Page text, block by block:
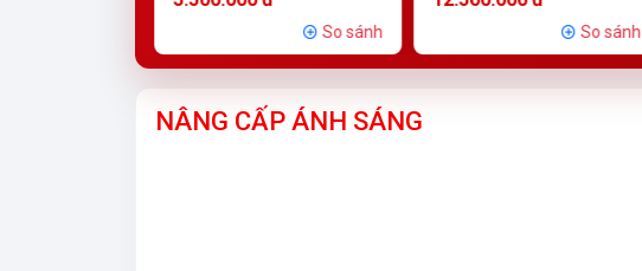
So sánh So sánh
NÂNG CẤP ÁNH SÁNG